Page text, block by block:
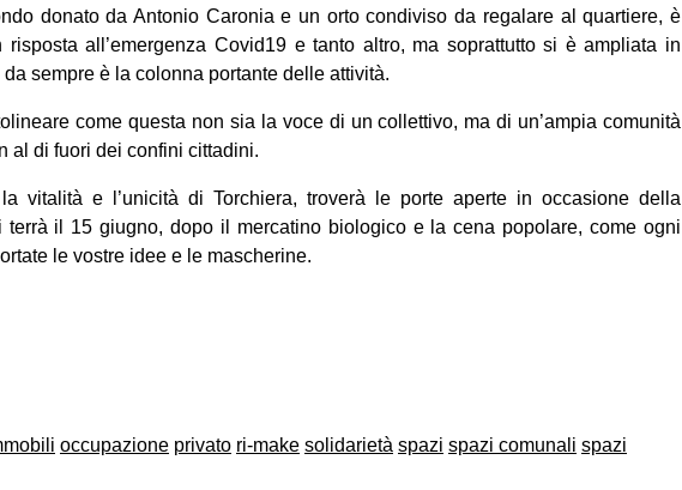
donato da Antonio Caronia e un orto condiviso da regalare al quartiere, è
all’emergenza Covid19 e tanto altro, ma soprattutto si è ampliata in
sempre è la colonna portante delle attività.
come questa non sia la voce di un collettivo, ma di un’ampia comunità
al di fuori dei confini cittadini.
vitalità e l’unicità di Torchiera, troverà le porte aperte in occasione della
terrà il 15 giugno, dopo il mercatino biologico e la cena popolare, come ogni
le vostre idee e le mascherine.
occupazione privato ri-make solidarietà spazi spazi comunali spazi